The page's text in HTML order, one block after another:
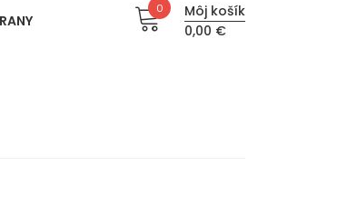
0
Môj košík
0,00 €